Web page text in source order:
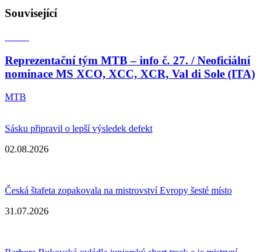
Související
Reprezentační tým MTB – info č. 27. / Neoficiální
nominace MS XCO, XCC, XCR, Val di Sole (ITA)
MTB
Sásku připravil o lepší výsledek defekt
02.08.2026
Česká štafeta zopakovala na mistrovství Evropy šesté místo
31.07.2026